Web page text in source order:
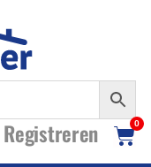
Registreren 0